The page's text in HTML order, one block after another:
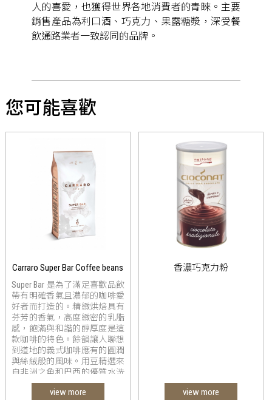
人的喜愛，也獲得世界各地消費者的青睞。主要
銷售產品為利口酒、巧克力、果露糖漿，深受餐
飲通路業者一致認同的品牌。
您可能喜歡
Carraro Super Bar Coffee beans
Super Bar 是為了滿足喜歡品飲
帶有明確香氣且濃郁的咖啡愛
好者而打造的。精緻烘焙具有
芬芳的香氣，高度緻密的乳脂
感，飽滿與和諧的醇厚度是這
款咖啡的特色。餘韻讓人聯想
到道地的義式咖啡應有的圓潤
與絲絨般的風味。用豆精選來
自非洲之角和巴西的優質水洗
與日曬的阿拉比卡豆，以及非
洲和亞洲的羅布斯塔組合而
view more
香濃巧克力粉
view more